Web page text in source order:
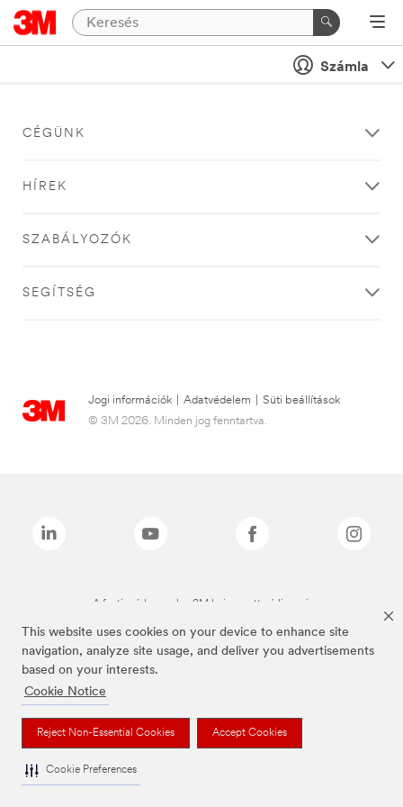
This website uses cookies on your device to enhance site
navigation, analyze site usage, and deliver you advertisements
based on your interests.
Cookie Notice
Reject Non-Essential Cookies Accept Cookies
Cookie Preferences
Számla
CÉGÜNK
HÍREK
SZABÁLYOZÓK
SEGÍTSÉG
Jogi információk Adatvédelem
Süti beállítások
© 3M 2026. Minden jog fenntartva.
A fenti márkanevek a 3M bejegyzett védjegyei.